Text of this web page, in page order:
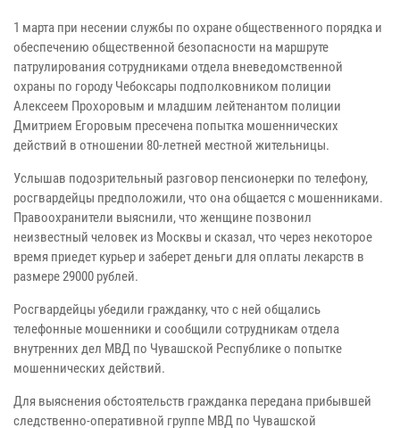
1 марта при несении службы по охране общественного порядка и
обеспечению общественной безопасности на маршруте
патрулирования сотрудниками отдела вневедомственной
охраны по городу Чебоксары подполковником полиции
Алексеем Прохоровым и младшим лейтенантом полиции
Дмитрием Егоровым пресечена попытка мошеннических
действий в отношении 80-летней местной жительницы.
Услышав подозрительный разговор пенсионерки по телефону,
росгвардейцы предположили, что она общается с мошенниками.
Правоохранители выяснили, что женщине позвонил
неизвестный человек из Москвы и сказал, что через некоторое
время приедет курьер и заберет деньги для оплаты лекарств в
размере 29000 рублей.
Росгвардейцы убедили гражданку, что с ней общались
телефонные мошенники и сообщили сотрудникам отдела
внутренних дел МВД по Чувашской Республике о попытке
мошеннических действий.
Для выяснения обстоятельств гражданка передана прибывшей
следственно-оперативной группе МВД по Чувашской